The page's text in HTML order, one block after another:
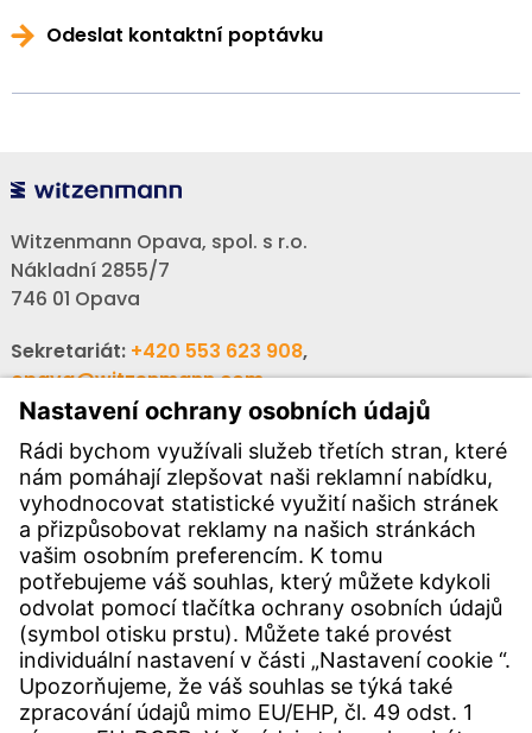
Odeslat kontaktní poptávku
Witzenmann Opava, spol. s r.o.
Nákladní 2855/7
746 01 Opava
Sekretariát: +420 553 623 908,
opava@witzenmann.com
Volná místa:+420 605 990 928
Poptávky:
obchod@witzenmann.com
KONTAKTY
Pobočka
Kontakty